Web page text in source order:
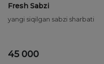
Fresh Sabzi
yangi siqilgan sabzi sharbati
45 000